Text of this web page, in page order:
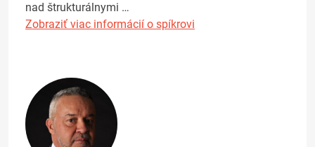
nad štrukturálnymi …
Zobraziť viac informácií o spíkrovi